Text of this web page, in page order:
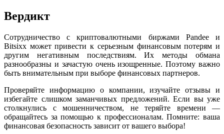
Вердикт
Сотрудничество с криптовалютными биржами Pandee и
Bitsixx может привести к серьезным финансовым потерям и
другим негативным последствиям. Их методы обмана
разнообразны и зачастую очень изощренные. Поэтому важно
быть внимательным при выборе финансовых партнеров.
Проверяйте информацию о компании, изучайте отзывы и
избегайте слишком заманчивых предложений. Если вы уже
столкнулись с мошенничеством, не теряйте времени —
обращайтесь за помощью к профессионалам. Помните: ваша
финансовая безопасность зависит от вашего выбора!